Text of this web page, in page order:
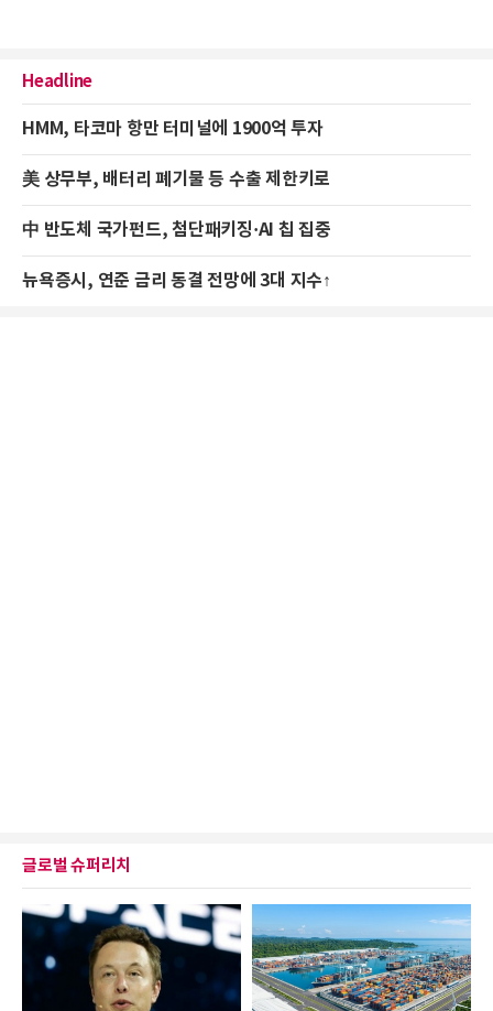
Headline
HMM, 타코마 항만 터미널에 1900억 투자
美 상무부, 배터리 폐기물 등 수출 제한키로
中 반도체 국가펀드, 첨단패키징·AI 칩 집중
뉴욕증시, 연준 금리 동결 전망에 3대 지수↑
글로벌 슈퍼리치